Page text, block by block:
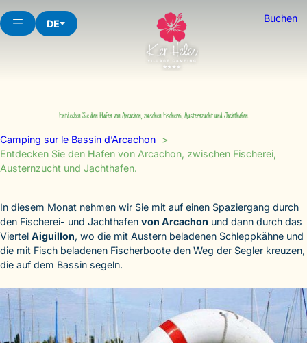
to
content
DE Buchen
Entdecken Sie den Hafen von Arcachon, zwischen Fischerei, Austernzucht und Jachthafen.
Camping sur le Bassin d’Arcachon
Entdecken Sie den Hafen von Arcachon, zwischen Fischerei,
Austernzucht und Jachthafen.
In diesem Monat nehmen wir Sie mit auf einen Spaziergang durch
den Fischerei- und Jachthafen von Arcachon und dann durch das
Viertel Aiguillon, wo die mit Austern beladenen Schleppkähne und
die mit Fisch beladenen Fischerboote den Weg der Segler kreuzen,
die auf dem Bassin segeln.